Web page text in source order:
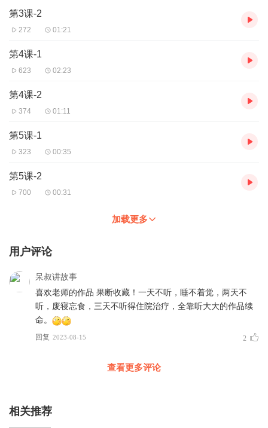
第3课-2
272 01:21
第4课-1
623 02:23
第4课-2
374 01:11
第5课-1
323 00:35
第5课-2
700 00:31
加载更多
用户评论
呆叔讲故事
喜欢老师的作品 果断收藏！一天不听，睡不着觉，两天不
听，废寝忘食，三天不听得住院治疗，全靠听大大的作品续
命。
回复 2023-08-15 2
查看更多评论
相关推荐